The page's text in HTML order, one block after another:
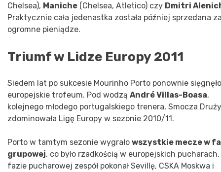
Chelsea), Maniche (Chelsea, Atletico) czy Dmitri
Praktycznie cała jedenastka została później sprzedana
ogromne pieniądze.
Triumf w Lidze Europy 2011
Siedem lat po sukcesie Mourinho Porto ponownie
europejskie trofeum. Pod wodzą André Villas-Boasa,
kolejnego młodego portugalskiego trenera, Smocza
zdominowała Ligę Europy w sezonie 2010/11.
Porto w tamtym sezonie wygrało wszystkie mecze w
grupowej, co było rzadkością w europejskich pucharach.
fazie pucharowej zespół pokonał Sevillę, CSKA Moskwa i